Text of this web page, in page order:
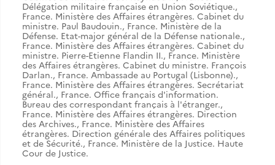
Délégation militaire française en Union Soviétique.,
France. Ministère des Affaires étrangères. Cabinet du
ministre. Paul Baudouin., France. Ministère de la
Défense. Etat-major général de la Défense nationale.,
France. Ministère des Affaires étrangères. Cabinet du
ministre. Pierre-Etienne Flandin II., France. Ministère
des Affaires étrangères. Cabinet du ministre. François
Darlan., France. Ambassade au Portugal (Lisbonne).,
France. Ministère des Affaires étrangères. Secrétariat
général., France. Office français d'information.
Bureau des correspondant français à l'étranger.,
France. Ministère des Affaires étrangères. Direction
des Archives., France. Ministère des Affaires
étrangères. Direction générale des Affaires politiques
et de Sécurité., France. Ministère de la Justice. Haute
Cour de Justice.